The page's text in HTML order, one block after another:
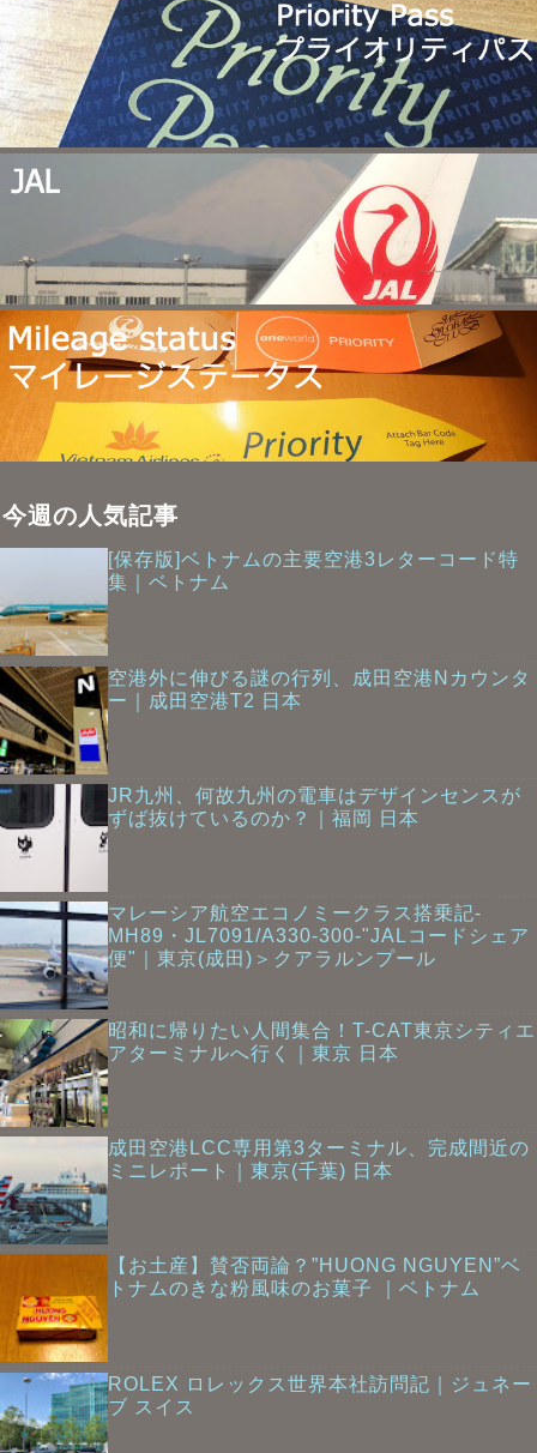
今週の人気記事
[保存版]ベトナムの主要空港3レターコード特
集｜ベトナム
空港外に伸びる謎の行列、成田空港Nカウンタ
ー｜成田空港T2 日本
JR九州、何故九州の電車はデザインセンスが
ずば抜けているのか？｜福岡 日本
マレーシア航空エコノミークラス搭乗記-
MH89・JL7091/A330-300-"JALコードシェア
便"｜東京(成田)＞クアラルンプール
昭和に帰りたい人間集合！T-CAT東京シティエ
アターミナルへ行く｜東京 日本
成田空港LCC専用第3ターミナル、完成間近の
ミニレポート｜東京(千葉) 日本
【お土産】賛否両論？”HUONG NGUYEN”ベ
トナムのきな粉風味のお菓子 ｜ベトナム
ROLEX ロレックス世界本社訪問記｜ジュネー
ブ スイス